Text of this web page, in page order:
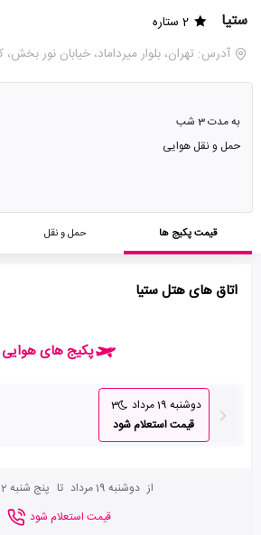
ستیا
2 ستاره
آدرس: تهران، بلوار میرداماد، خیابان نور
به مدت 3 شب
حمل و نقل هوایی
قیمت پکیج ها حمل و نقل
اتاق های هتل ستیا
پکیج های هوایی
دوشنبه 19 مرداد
3
قیمت استعلام شود
از دوشنبه 19 مرداد تا پنج شنبه 22 مرداد
قیمت استعلام شود